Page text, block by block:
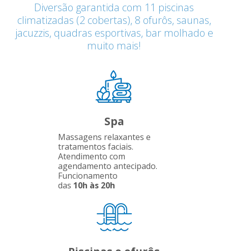
Diversão garantida com 11 piscinas
climatizadas (2 cobertas), 8 ofurôs, saunas,
jacuzzis, quadras esportivas, bar molhado e
muito mais!
Spa
Massagens relaxantes e
tratamentos faciais.
Atendimento com
agendamento antecipado.
Funcionamento
das 10h às 20h